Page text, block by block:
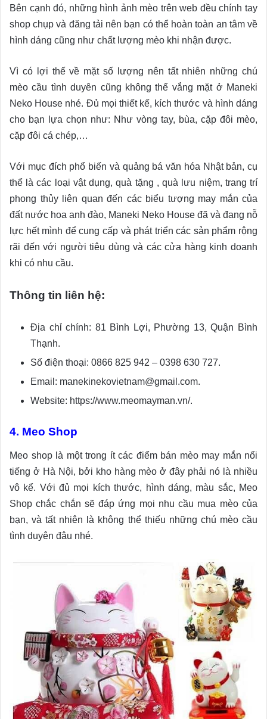
Bên cạnh đó, những hình ảnh mèo trên web đều chính tay
shop chụp và đăng tải nên bạn có thể hoàn toàn an tâm về
hình dáng cũng như chất lượng mèo khi nhận được.
Vì có lợi thế về mặt số lượng nên tất nhiên những chú
mèo cầu tình duyên cũng không thể vắng mặt ở Maneki
Neko House nhé. Đủ mọi thiết kế, kích thước và hình dáng
cho bạn lựa chọn như: Như vòng tay, bùa, cặp đôi mèo,
cặp đôi cá chép,…
Với mục đích phổ biến và quảng bá văn hóa Nhật bản, cụ
thể là các loại vật dụng, quà tặng , quà lưu niệm, trang trí
phong thủy liên quan đến các biểu tượng may mắn của
đất nước hoa anh đào, Maneki Neko House đã và đang nỗ
lực hết mình để cung cấp và phát triển các sản phẩm rộng
rãi đến với người tiêu dùng và các cửa hàng kinh doanh
khi có nhu cầu.
Thông tin liên hệ:
Địa chỉ chính: 81 Bình Lợi, Phường 13, Quận Bình
Thạnh.
Số điện thoại: 0866 825 942 – 0398 630 727.
Email: manekinekovietnam@gmail.com.
Website: https://www.meomayman.vn/.
4. Meo Shop
Meo shop là một trong ít các điểm bán mèo may mắn nổi
tiếng ở Hà Nội, bởi kho hàng mèo ở đây phải nó là nhiều
vô kể. Với đủ mọi kích thước, hình dáng, màu sắc, Meo
Shop chắc chắn sẽ đáp ứng mọi nhu cầu mua mèo của
bạn, và tất nhiên là không thể thiếu những chú mèo cầu
tình duyên đâu nhé.